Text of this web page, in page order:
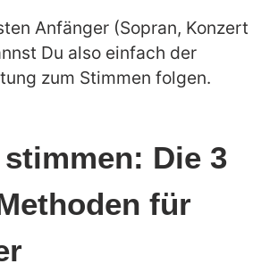
Anfänger (Sopran, Konzert
Du also einfach der
zum Stimmen folgen.
Die 3
für